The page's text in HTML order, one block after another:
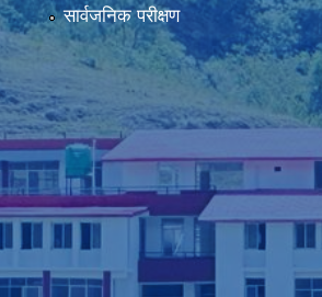
सार्वजनिक परीक्षण